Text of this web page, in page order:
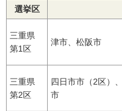
選挙区
三重県
第1区
津市、松阪市
三重県
第2区
四日市市（2区）
市